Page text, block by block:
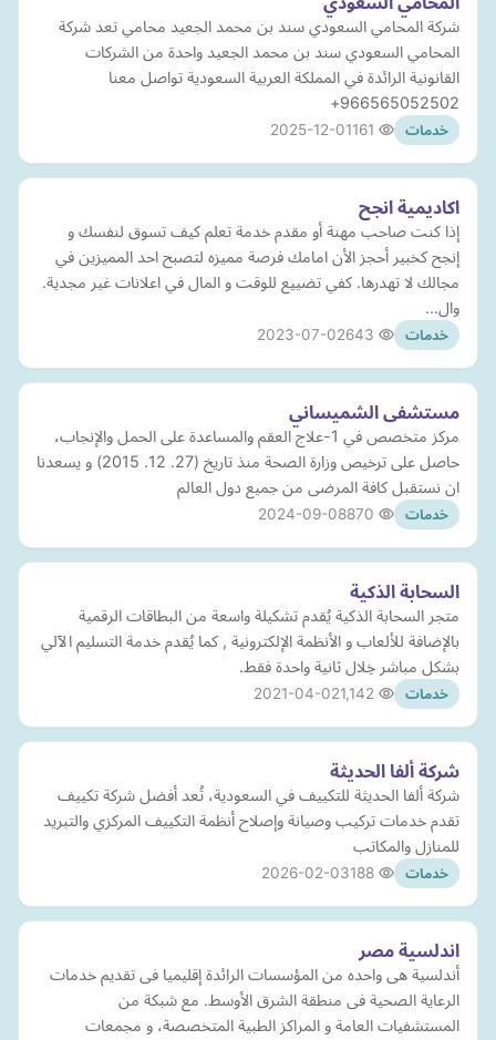
شركة المحامي السعودي سند بن محمد الجعيد محامي تعد شركة
المحامي السعودي سند بن محمد الجعيد واحدة من الشركات
القانونية الرائدة في المملكة العربية السعودية تواصل معنا
966565052502+
خدمات 2025-12-01
اكاديمية انجح
إذا كنت صاحب مهنة أو مقدم خدمة تعلم كيف تسوق لنفسك و
إنجح كخبير أحجز الأن امامك فرصة مميزه لتصبح احد المميزين في
مجالك لا تهدرها. كفي تضييع للوقت و المال في اعلانات غير مجدية.
وال…
خدمات 2023-07-02
مستشفى الشميساني
مركز متخصص في 1-علاج العقم والمساعدة على الحمل والإنجاب،
حاصل على ترخيص وزارة الصحة منذ تاريخ (27. 12. 2015) و يسعدنا
ان نستقبل كافة المرضى من جميع دول العالم
خدمات 2024-09-08
السحابة الذكية
متجر السحابة الذكية يُقدم تشكيلة واسعة من البطاقات الرقمية
بالإضافة للألعاب و الأنظمة الإلكترونية , كما يُقدم خدمة التسليم الآلي
بشكل مباشر خِلال ثانية واحدة فقط.
خدمات 2021-04-02
شركة ألفا الحديثة
شركة ألفا الحديثة للتكييف في السعودية، تُعد أفضل شركة تكييف
تقدم خدمات تركيب وصيانة وإصلاح أنظمة التكييف المركزي والتبريد
للمنازل والمكاتب
خدمات 2026-02-03
اندلسية مصر
أندلسية هى واحده من المؤسسات الرائدة إقليميا فى تقديم خدمات
الرعاية الصحية فى منطقة الشرق الأوسط. مع شبكة من
المستشفيات العامة و المراكز الطبية المتخصصة، و مجمعات